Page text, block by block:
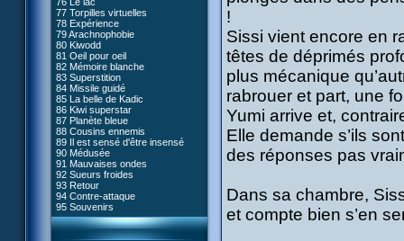
77 Torpilles virtuelles
78 Expérience
79 Arachnophobie
80 Kiwodd
81 Oeil pour oeil
82 Mémoire blanche
83 Superstition
84 Missile guidé
85 La belle de Kadic
86 Kiwi superstar
87 Planète bleue
88 Cousins ennemis
89 Il est sensé d'être insensé
90 Médusée
91 Mauvaises ondes
92 Sueurs froides
93 Retour
94 Contre-attaque
95 Souvenirs
#05 - Rivalité
#06 - Soupçons
#07 - Compte-à-rebours
#08 - Virus
#09 - Comment tromper XANA
#10 - Le réveil du guerrier
#11 - Rendez-vous
#12 - Chaos à Kadic
#13 - Vendredi 13
#14 - Intrusion
#15 - Les sans-codes
#16 - Confusion
#17 - Un avenir professionnel
assuré
#18 - Obstination
#19 - Le piège
#20 - Espionnage
#21 - Faux-semblants
#22 - Mutinerie
#23 - Le blues de Jérémie
#24 - Paradoxe temporel
#25 - Hécatombe
!
Sissi vient encore en
têtes de déprimés
plus mécanique
rabrouer et part, une
Yumi arrive et,
Elle demande s’ils
des réponses pas
Dans sa chambre,
et compte bien s’en